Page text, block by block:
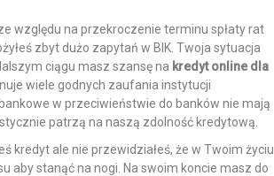
względu na przekroczenie terminu spłaty rat
zbyt dużo zapytań w BIK. Twoja sytuacja
ciągu masz szansę na kredyt online dla
wiele godnych zaufania instytucji
w przeciwieństwie do banków nie mają
patrzą na naszą zdolność kredytową.
kredyt ale nie przewidziałeś, że w Twoim życiu
aby stanąć na nogi. Na swoim koncie masz do